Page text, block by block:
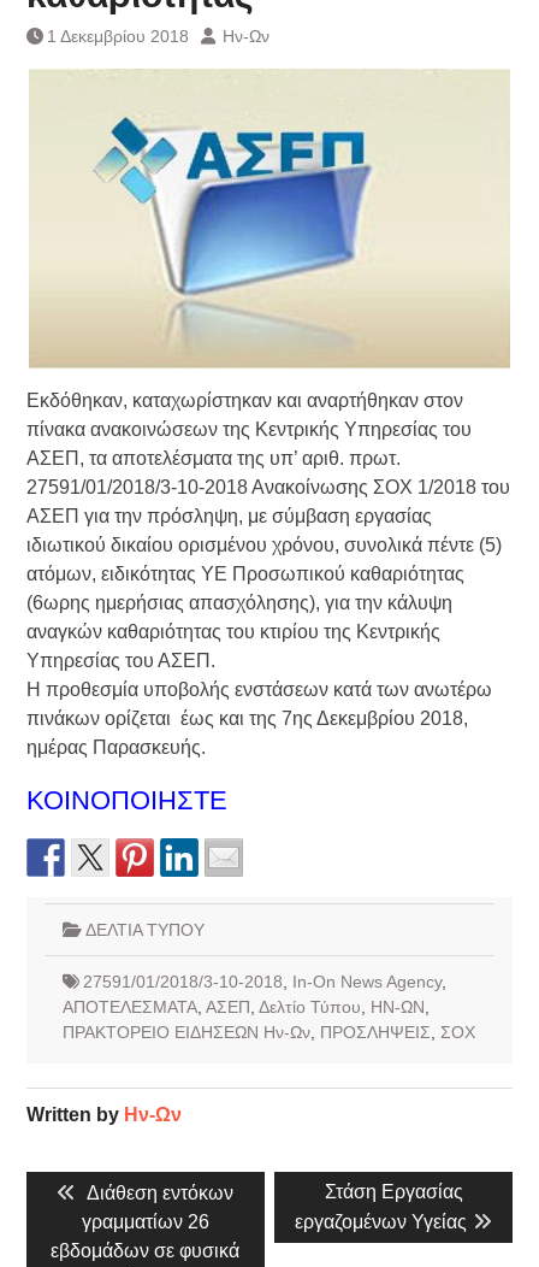
Ημερήσιο Δελτίο Τιμών
Συναλλάγματος &
Τραπεζογραμματίων 4-3-2019
Κάθοδος αγροτών
1 Δεκεμβρίου 2018 Ην-Ων
Εκδόθηκαν, καταχωρίστηκαν και αναρτήθηκαν στον
πίνακα ανακοινώσεων της Κεντρικής Υπηρεσίας του
ΑΣΕΠ, τα αποτελέσματα της υπ’ αριθ. πρωτ.
27591/01/2018/3-10-2018 Ανακοίνωσης ΣΟΧ 1/2018 του
ΑΣΕΠ για την πρόσληψη, με σύμβαση εργασίας
ιδιωτικού δικαίου ορισμένου χρόνου, συνολικά πέντε (5)
ατόμων, ειδικότητας ΥΕ Προσωπικού καθαριότητας
(6ωρης ημερήσιας απασχόλησης), για την κάλυψη
αναγκών καθαριότητας του κτιρίου της Κεντρικής
Υπηρεσίας του ΑΣΕΠ.
Η προθεσμία υποβολής ενστάσεων κατά των ανωτέρω
πινάκων ορίζεται έως και της 7ης Δεκεμβρίου 2018,
ημέρας Παρασκευής.
ΚΟΙΝΟΠΟΙΗΣΤΕ
ΔΕΛΤΙΑ ΤΥΠΟΥ
27591/01/2018/3-10-2018 In-On News Agency,
ΑΠΟΤΕΛΕΣΜΑΤΑ, ΑΣΕΠ Δελτίο Τύπου ΗΝ-ΩΝ
ΠΡΑΚΤΟΡΕΙΟ ΕΙΔΗΣΕΩΝ Ην-Ων, ΠΡΟΣΛΗΨΕΙΣ ΣΟΧ
Written by Ην-Ων
άρθρωνPrevious
post:
Διάθεση εντόκων
γραμματίων 26
εβδομάδων σε φυσικά
Next
post:
Στάση Εργασίας
εργαζομένων Υγείας